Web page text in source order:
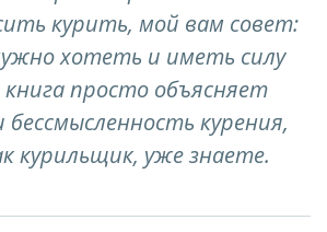
курить, мой вам совет:
хотеть и иметь силу
просто объясняет
бессмысленность курения,
курильщик, уже знаете.